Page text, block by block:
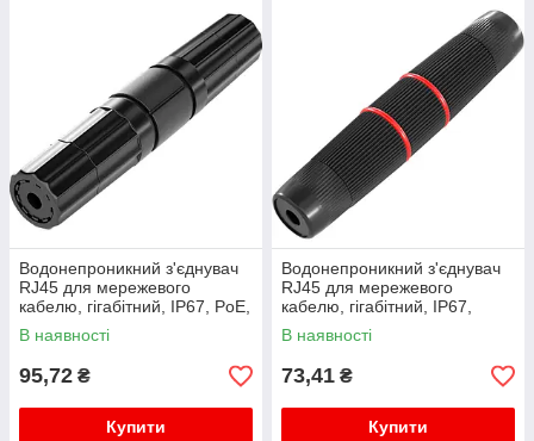
Водонепроникний з'єднувач
RJ45 для мережевого
кабелю, гігабітний, IP67, PoE,
чорний
В наявності
95,72 ₴
Купити
Водонепроникний з'єднувач
RJ45 для мережевого
кабелю, гігабітний, IP67,
чорний, WDT-IP67ZT/B
В наявності
73,41 ₴
Купити